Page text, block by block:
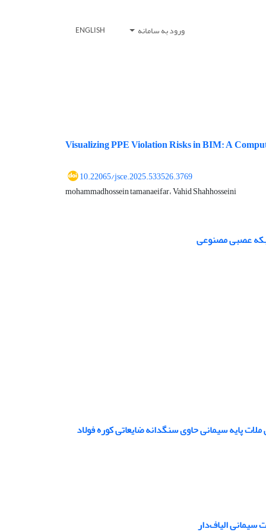
ورود به سامانه ENGLISH
Visualizing PPE Violation Risks in BIM: A
10.22065/jsce.2025.533526.3769
mohammadhossein tamanaeifar، Vahid Shahhosseini
عصبی مصنوعی
پایه سیمانی حاوی سنگدانه ضایعاتی کوره فولاد
سیمانی الیاف‌دار